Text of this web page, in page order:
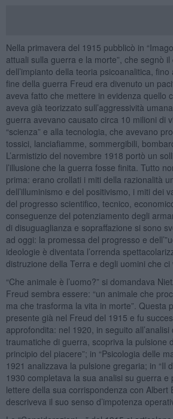
Nella primavera del 1915 pubblicò in
attuali sulla guerra e la morte”, che segnò
dell’impianto della teoria psicoanalitica,
fine della guerra Freud era divenuto un
aveva fatto che mettere in evidenza quello
aveva già teorizzato sull’aggressività
guerra avevano causato circa 10 milioni di
“scienza” e alla tecnologia, che avevano
tossici, lanciafiamme, sommergibili,
L’armistizio del novembre 1918 portò un
l’illusione che la guerra fosse finita. Tutto
prima: erano crollati i miti della razionalità
dell’illuminismo e del positivismo, i miti dei
del progresso scientifico, tecnico,
conseguenze del potenziamento degli
di disuguaglianza e sopraffazione si sono
ad oggi: la promessa del progresso e
ideologie è diventata l’orrenda
distruzione della Terra e degli uomini che ci
“Che animale è l’uomo?” si domandava
Freud sembra essere: “un animale che
ma che trasforma la vita in morte”. Questa
presente già nel Freud del 1915 e fu
approfondita: nel 1920, in seguito all’analisi
traumatiche di guerra, scopriva la pulsione
principio del piacere”; in “Psicologia delle
1921 analizzava la pulsione gregaria; in “Il
1930 completava la sua analisi su guerra e
lettere della sua corrispondenza con Albert
descriveva il suo senso d’impotenza